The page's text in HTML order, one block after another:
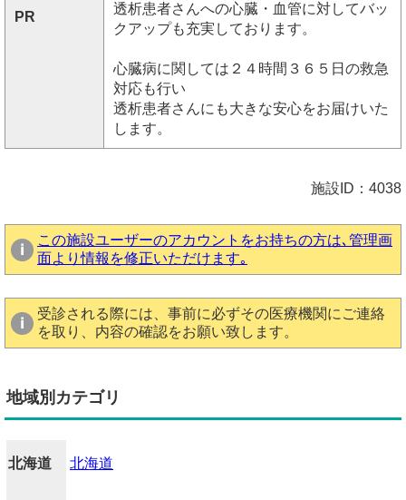
PR
透析患者さんへの心臓・血管に対してバッ
クアップも充実しております。
心臓病に関しては２４時間３６５日の救急
対応も行い
透析患者さんにも大きな安心をお届けいた
します。
施設ID：4038
この施設ユーザーのアカウントをお持ちの方は､管理画
面より情報を修正いただけます｡
受診される際には、事前に必ずその医療機関にご連絡
を取り、内容の確認をお願い致します。
地域別カテゴリ
北海道 北海道